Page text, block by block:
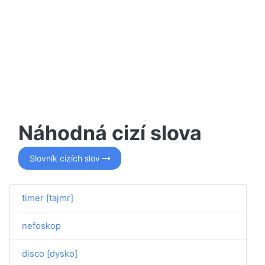
Náhodná cizí slova
Slovník cizích slov
timer [tajmr]
nefoskop
disco [dysko]